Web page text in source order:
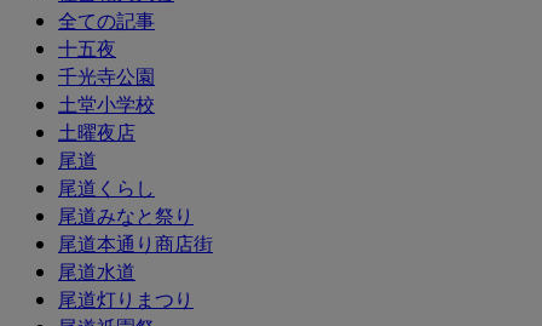
全ての記事
十五夜
千光寺公園
土堂小学校
土曜夜店
尾道
尾道くらし
尾道みなと祭り
尾道本通り商店街
尾道水道
尾道灯りまつり